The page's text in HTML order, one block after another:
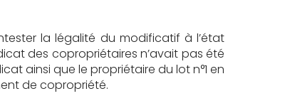
la légalité du modificatif à l’état
des copropriétaires n’avait pas été
ainsi que le propriétaire du lot n°1 en
de copropriété.